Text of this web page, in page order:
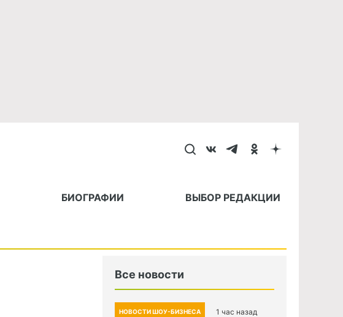
БИОГРАФИИ ВЫБОР РЕДАКЦИИ
Все новости
НОВОСТИ ШОУ-БИЗНЕСА 1 час назад